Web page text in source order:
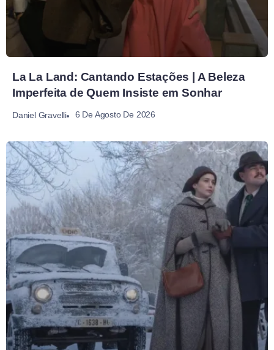
La La Land: Cantando Estações | A Beleza
Imperfeita de Quem Insiste em Sonhar
Daniel Gravelli 6 De Agosto De 2026